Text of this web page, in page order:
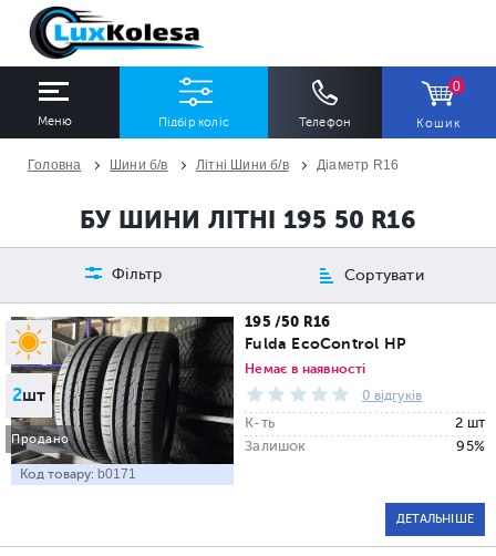
Меню Підбір коліс Телефон
0
Кошик
Всі Всі
Діаметр
Всі
Сезон
Всі
Кількість
Всі
ПІДІБРАТИ
Головна Шини б/в Літні Шини б/в Діаметр R16
БУ ШИНИ ЛІТНІ 195 50 R16
Фільтр Сортувати
2шт
Продано
Код товару: b0171
195 /50 R16
Fulda EcoControl HP
Немає в наявності
0 відгуків
К-ть
2 шт
Залишок
95%
ДЕТАЛЬНІШЕ